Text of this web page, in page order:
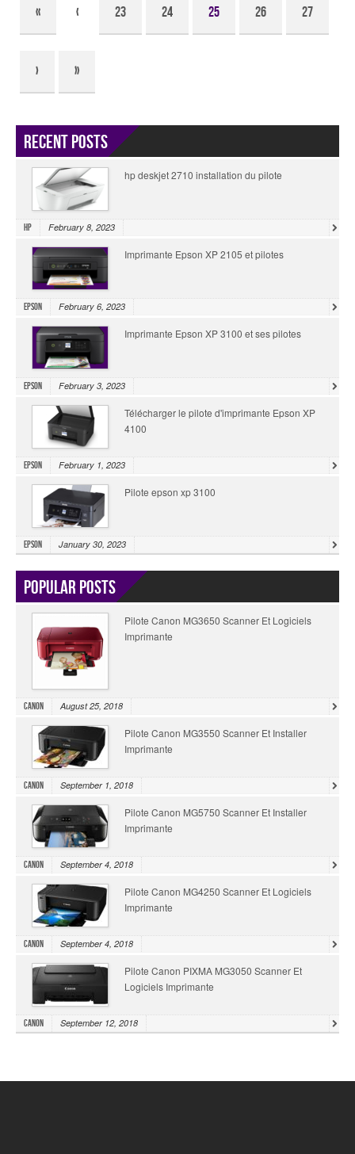
« ‹ 23 24 25 26 27
› »
Recent Posts
hp deskjet 2710 installation du pilote
HP February 8, 2023
Imprimante Epson XP 2105 et pilotes
Epson February 6, 2023
Imprimante Epson XP 3100 et ses pilotes
Epson February 3, 2023
Télécharger le pilote d'imprimante Epson XP
4100
Epson February 1, 2023
Pilote epson xp 3100
Epson January 30, 2023
Popular Posts
Pilote Canon MG3650 Scanner Et Logiciels
Imprimante
Canon August 25, 2018
Pilote Canon MG3550 Scanner Et Installer
Imprimante
Canon September 1, 2018
Pilote Canon MG5750 Scanner Et Installer
Imprimante
Canon September 4, 2018
Pilote Canon MG4250 Scanner Et Logiciels
Imprimante
Canon September 4, 2018
Pilote Canon PIXMA MG3050 Scanner Et
Logiciels Imprimante
Canon September 12, 2018